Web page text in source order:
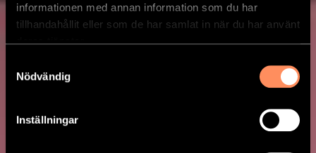
informationen med annan information som du har
tillhandahållit eller som de har samlat in när du har använt
deras tjänster.
Nödvändig
Inställningar